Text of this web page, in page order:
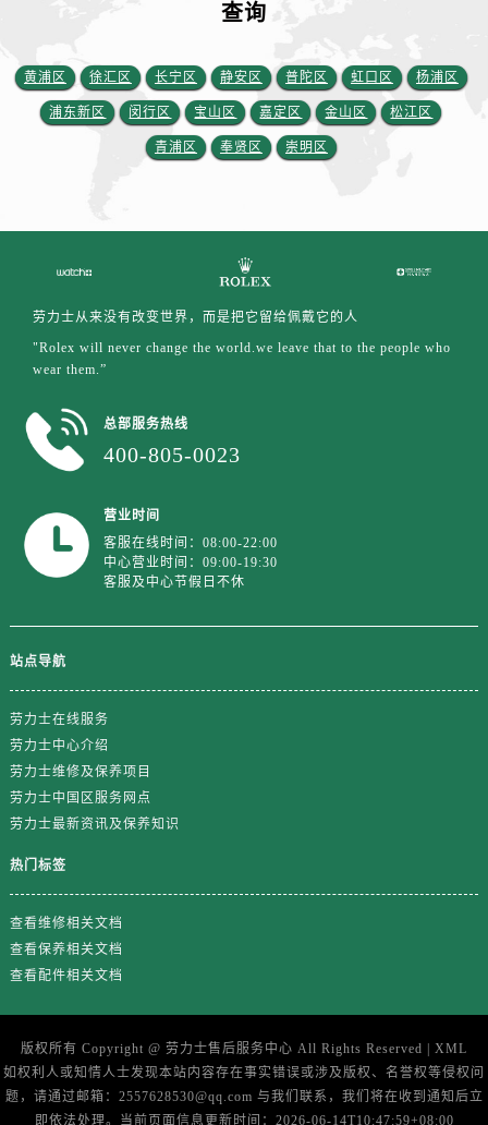
查询
黄浦区 徐汇区 长宁区 静安区 普陀区 虹口区 杨浦区
浦东新区 闵行区 宝山区 嘉定区 金山区 松江区
青浦区 奉贤区 崇明区
劳力士从来没有改变世界，而是把它留给佩戴它的人
"Rolex will never change the world.we leave that to the people who
wear them.”
总部服务热线
400-805-0023
营业时间
客服在线时间：08:00-22:00
中心营业时间：09:00-19:30
客服及中心节假日不休
站点导航
劳力士在线服务
劳力士中心介绍
劳力士维修及保养项目
劳力士中国区服务网点
劳力士最新资讯及保养知识
热门标签
查看维修相关文档
查看保养相关文档
查看配件相关文档
版权所有 Copyright @ 劳力士售后服务中心 All Rights Reserved | XML
如权利人或知情人士发现本站内容存在事实错误或涉及版权、名誉权等侵权问
题，请通过邮箱：2557628530@qq.com 与我们联系，我们将在收到通知后立
即依法处理。当前页面信息更新时间：2026-06-14T10:47:59+08:00